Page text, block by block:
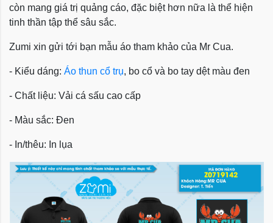
còn mang giá trị quảng cáo, đặc biệt hơn nữa là thể hiện
tinh thần tập thể sâu sắc.
Zumi xin gửi tới bạn mẫu áo tham khảo của Mr Cua.
- Kiểu dáng: Áo thun cổ trụ, bo cổ và bo tay dệt màu đen
- Chất liệu: Vải cá sấu cao cấp
- Màu sắc: Đen
- In/thêu: In lụa